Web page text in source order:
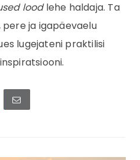
loodlehe haldaja. Ta
pere ja igapäevaelu
lugejateni praktilisi